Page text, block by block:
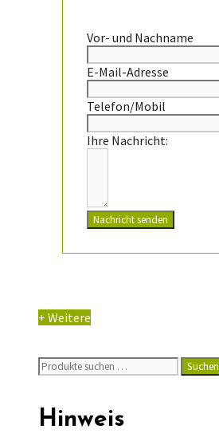
Vor- und Nachname
E-Mail-Adresse
Telefon/Mobil
Ihre Nachricht:
Nachricht senden
+ Weitere
Suchen
nach:
Suchen
Hinweis